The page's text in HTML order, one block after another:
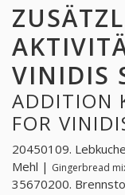
VINIDIS
ADDITION
FOR
20450109.
Mehl | Gingerbread
35670200.